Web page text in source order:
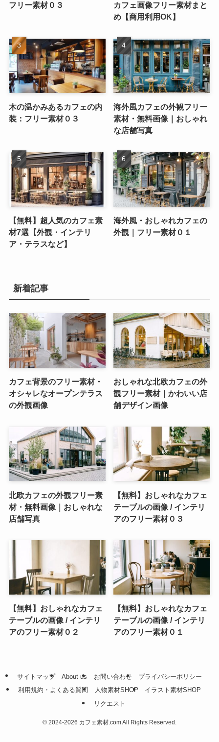
フリー素材０３
カフェ画像フリー素材まと
め【商用利用OK】
木の温かみあるカフェの内
装：フリー素材０３
海外風カフェの外観フリー
素材・無料画像｜おしゃれ
な店舗写真
【無料】超人気のカフェ素
材7選【外観・インテリ
ア・テラスなど】
海外風・おしゃれカフェの
外観｜フリー素材０１
新着記事
カフェ背景のフリー素材・
オシャレなオープンテラス
の外観画像
おしゃれな北欧カフェの外
観フリー素材｜かわいい店
舗デザイン画像
北欧カフェの外観フリー素
材・無料画像｜おしゃれな
店舗写真
【無料】おしゃれなカフェ
テーブルの画像 / インテリ
アのフリー素材０３
【無料】おしゃれなカフェ
テーブルの画像 / インテリ
アのフリー素材０２
【無料】おしゃれなカフェ
テーブルの画像 / インテリ
アのフリー素材０１
サイトマップ About us お問い合わせ
プライバシーポリシー
利用規約・よくある質問
人物素材SHOP
イラスト素材SHOP
リクエスト
© 2024-2026 カフェ素材.com All Rights Reserved.